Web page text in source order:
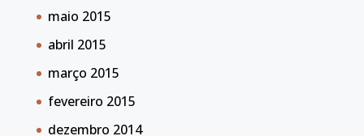
maio 2015
abril 2015
março 2015
fevereiro 2015
dezembro 2014